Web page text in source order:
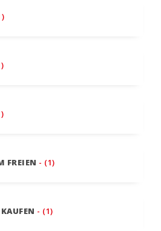
FREIEN - (1)
- (1)